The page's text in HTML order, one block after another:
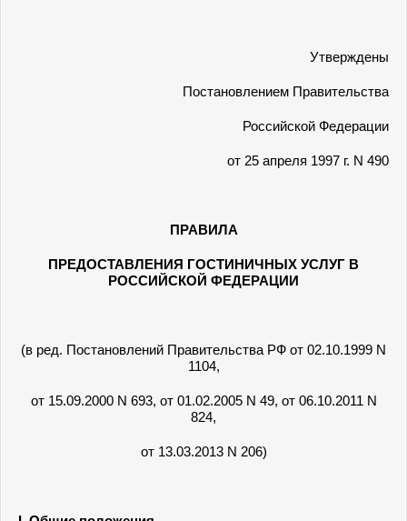
Утверждены
Постановлением Правительства
Российской Федерации
от 25 апреля 1997 г. N 490
ПРАВИЛА
ПРЕДОСТАВЛЕНИЯ ГОСТИНИЧНЫХ УСЛУГ В
РОССИЙСКОЙ ФЕДЕРАЦИИ
(в ред. Постановлений Правительства РФ от 02.10.1999 N
1104,
от 15.09.2000 N 693, от 01.02.2005 N 49, от 06.10.2011 N
824,
от 13.03.2013 N 206)